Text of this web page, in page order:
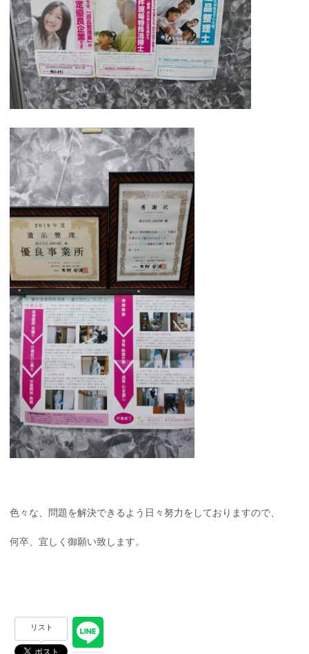
色々な、問題を解決できるよう日々努力をしておりますので、
何卒、宜しく御願い致します。
リスト